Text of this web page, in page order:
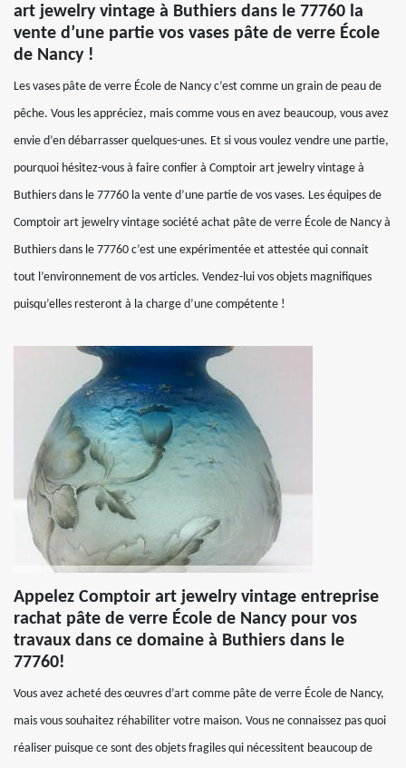
art jewelry vintage à Buthiers dans le 77760 la
vente d’une partie vos vases pâte de verre École
de Nancy !
Les vases pâte de verre École de Nancy c’est comme un grain de peau de
pêche. Vous les appréciez, mais comme vous en avez beaucoup, vous avez
envie d’en débarrasser quelques-unes. Et si vous voulez vendre une partie,
pourquoi hésitez-vous à faire confier à Comptoir art jewelry vintage à
Buthiers dans le 77760 la vente d’une partie de vos vases. Les équipes de
Comptoir art jewelry vintage société achat pâte de verre École de Nancy à
Buthiers dans le 77760 c’est une expérimentée et attestée qui connait
tout l’environnement de vos articles. Vendez-lui vos objets magnifiques
puisqu’elles resteront à la charge d’une compétente !
Appelez Comptoir art jewelry vintage entreprise
rachat pâte de verre École de Nancy pour vos
travaux dans ce domaine à Buthiers dans le
77760!
Vous avez acheté des œuvres d’art comme pâte de verre École de Nancy,
mais vous souhaitez réhabiliter votre maison. Vous ne connaissez pas quoi
réaliser puisque ce sont des objets fragiles qui nécessitent beaucoup de